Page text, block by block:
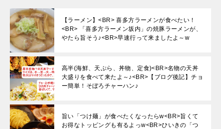
【ラーメン】<BR> 喜多方ラーメンが食べたい！
<BR> 「喜多方ラーメン坂内」の焼豚ラーメンが、
やたら旨そう♪<BR>早速行って来ましたよ～w
高半(海鮮、天ぷら、丼物、定食)<BR>名物の天丼
大盛りを食べて来たよ～♪<BR>【ブログ後記】チョ
ー簡単！そぼろチャーハン♪
旨い「つけ麺」が食べたくなったらw<BR>旨くて
お得なトッピングも有るよっw<BR>ひいきの「つ